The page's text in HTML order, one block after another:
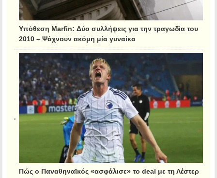
Υπόθεση Marfin: Δύο συλλήψεις για την τραγωδία του
2010 – Ψάχνουν ακόμη μία γυναίκα
Πώς ο Παναθηναϊκός «ασφάλισε» το deal με τη Λέστερ